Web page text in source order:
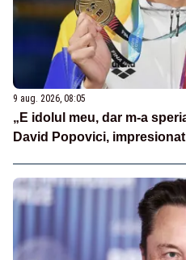
9 aug. 2026, 08:05
„E idolul meu, dar m-a
David Popovici,